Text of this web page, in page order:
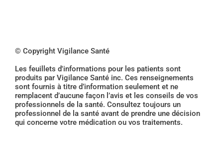
© Copyright Vigilance Santé
Les feuillets d'informations pour les patients sont
produits par Vigilance Santé inc. Ces renseignements
sont fournis à titre d’information seulement et ne
remplacent d’aucune façon l’avis et les conseils de vos
professionnels de la santé. Consultez toujours un
professionnel de la santé avant de prendre une décision
qui concerne votre médication ou vos traitements.